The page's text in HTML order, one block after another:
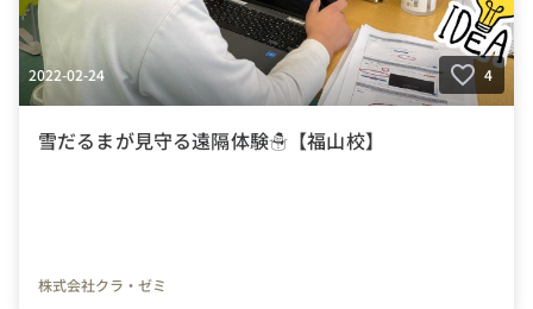
2022-02-24 4
雪だるまが見守る遠隔体験☃【福山校】
株式会社クラ・ゼミ